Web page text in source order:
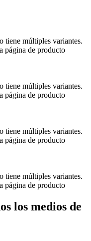
tiene múltiples variantes.
página de producto
tiene múltiples variantes.
página de producto
tiene múltiples variantes.
página de producto
tiene múltiples variantes.
página de producto
los medios de